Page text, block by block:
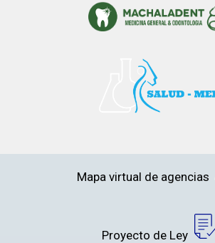
Mapa virtual de agencias
Proyecto de Ley